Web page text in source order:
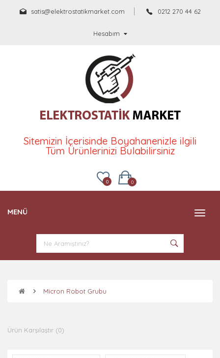
satis@elektrostatikmarket.com 0212 270 44 62
Hesabım
Sitemizin İçerisinde Boyahanenizle ilgili
Tüm Ürünlerinizi Bulabilirsiniz
0
0
MENÜ
Micron Robot Grubu
Ürün Karşılaştır (0)